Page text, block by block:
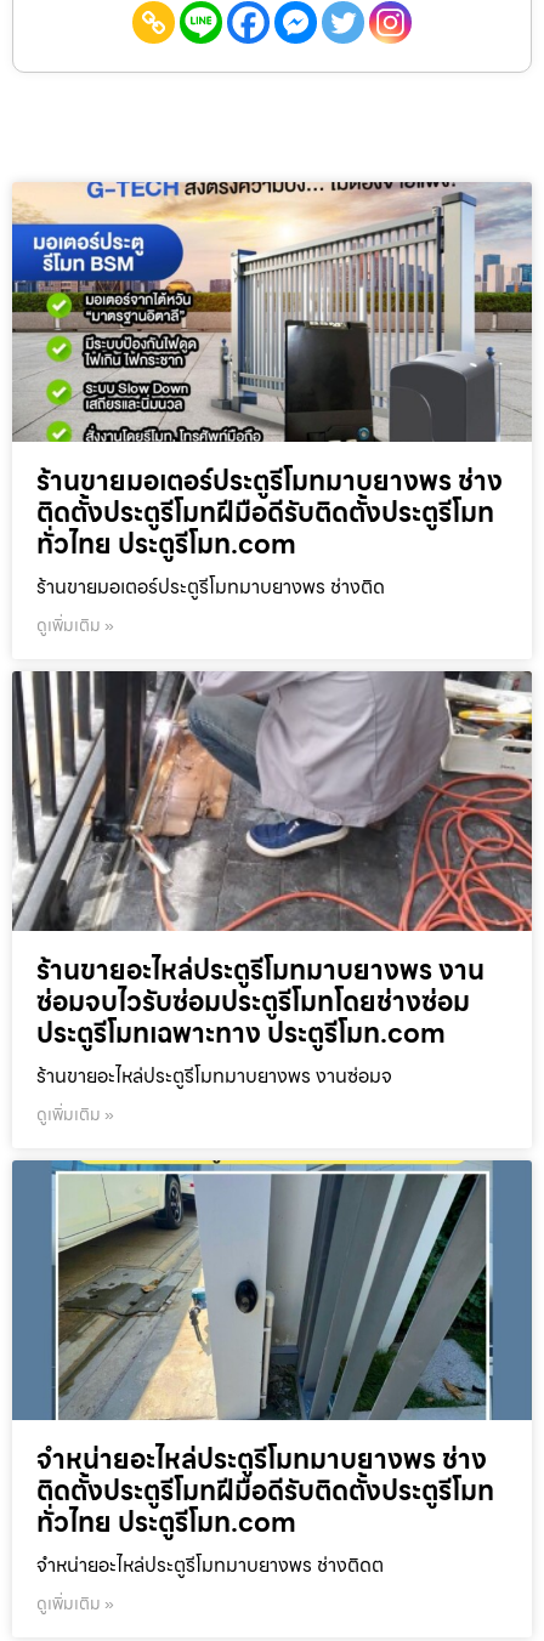
ร้านขายมอเตอร์ประตูรีโมทมาบยางพร ช่าง
ติดตั้งประตูรีโมทฝีมือดีรับติดตั้งประตูรีโมท
ทั่วไทย ประตูรีโมท.com
ร้านขายมอเตอร์ประตูรีโมทมาบยางพร ช่างติด
ดูเพิ่มเติม »
ร้านขายอะไหล่ประตูรีโมทมาบยางพร งาน
ซ่อมจบไวรับซ่อมประตูรีโมทโดยช่างซ่อม
ประตูรีโมทเฉพาะทาง ประตูรีโมท.com
ร้านขายอะไหล่ประตูรีโมทมาบยางพร งานซ่อมจ
ดูเพิ่มเติม »
จำหน่ายอะไหล่ประตูรีโมทมาบยางพร ช่าง
ติดตั้งประตูรีโมทฝีมือดีรับติดตั้งประตูรีโมท
ทั่วไทย ประตูรีโมท.com
จำหน่ายอะไหล่ประตูรีโมทมาบยางพร ช่างติดต
ดูเพิ่มเติม »